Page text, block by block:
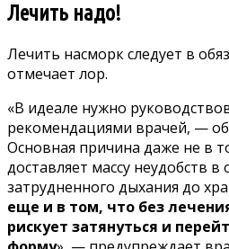
Лечить надо!
Лечить насморкследует в
отмечает лор.
«В идеале нужно
рекомендациями врачей, —
Основная причина даже не в
доставляет массу неудобств
затрудненного дыхания до
еще и в том, что без
рискует затянуться и